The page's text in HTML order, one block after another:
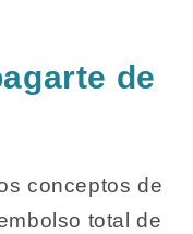
de
conceptos de
total de